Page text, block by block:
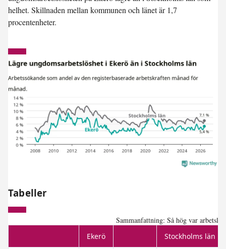
helhet. Skillnaden mellan kommunen och länet är 1,7
procentenheter.
Tabeller
Sammanfattning: Så hög var
Ekerö
Stockholms län